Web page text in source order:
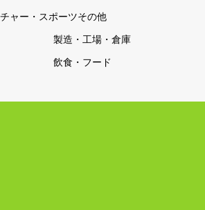
ャー・スポーツその他
製造・工場・倉庫
飲食・フード